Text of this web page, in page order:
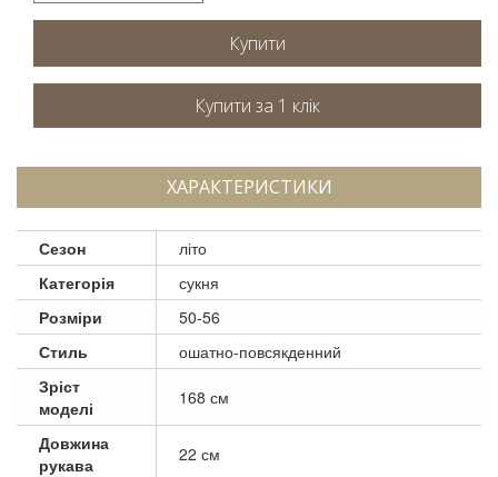
Купити
ХАРАКТЕРИСТИКИ
Сезон
літо
Категорія
сукня
Розміри
50-56
Стиль
ошатно-повсякденний
Зріст
моделі
168 см
Довжина
рукава
22 см